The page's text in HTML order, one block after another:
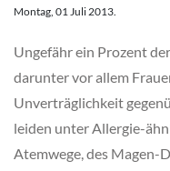
Montag, 01 Juli 2013.
Ungefähr ein Prozent
darunter vor allem
Unverträglichkeit
leiden unter Allergie-
Atemwege, des Magen-